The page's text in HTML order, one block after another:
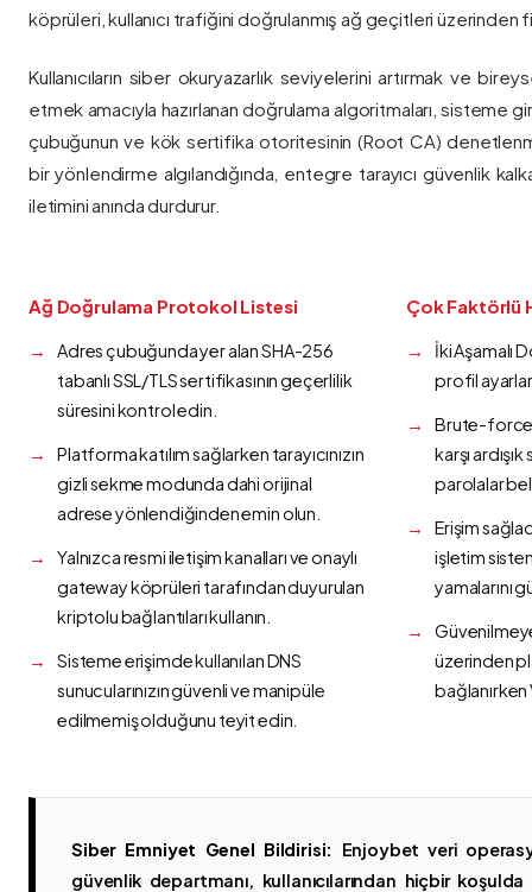
köprüleri, kullanıcı trafiğini doğrulanmış ağ geçitleri üzerinden
Kullanıcıların siber okuryazarlık seviyelerini artırmak ve
etmek amacıyla hazırlanan doğrulama algoritmaları, sisteme
çubuğunun ve kök sertifika otoritesinin (Root CA)
bir yönlendirme algılandığında, entegre tarayıcı güvenlik
iletimini anında durdurur.
Ağ Doğrulama Protokol Listesi
Adres çubuğunda yer alan SHA-256
tabanlı SSL/TLS sertifikasının geçerlilik
süresini kontrol edin.
Platforma katılım sağlarken tarayıcınızın
gizli sekme modunda dahi orijinal
adrese yönlendiğinden emin olun.
Yalnızca resmi iletişim kanalları ve onaylı
gateway köprüleri tarafından duyurulan
kriptolu bağlantıları kullanın.
Sisteme erişimde kullanılan DNS
sunucularınızın güvenli ve manipüle
edilmemiş olduğunu teyit edin.
Çok Faktörlü
İki Aşamalı
profil
Brute-force
karşı
parolalar
Erişim
işletim
yamalarını
üzerinden
bağlanırken
Siber Emniyet Genel Bildirisi:
Enjoybet veri
güvenlik departmanı, kullanıcılarından hiçbir